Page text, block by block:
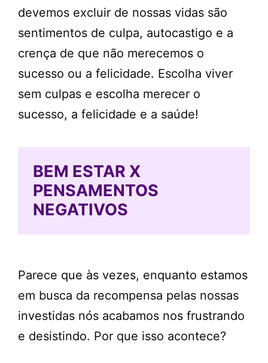
devemos excluir de nossas vidas são
sentimentos de culpa, autocastigo e a
crença de que não merecemos o
sucesso ou a felicidade. Escolha viver
sem culpas e escolha merecer o
sucesso, a felicidade e a saúde!
BEM ESTAR X
PENSAMENTOS
NEGATIVOS
Parece que às vezes, enquanto estamos
em busca da recompensa pelas nossas
investidas nós acabamos nos frustrando
e desistindo. Por que isso acontece?